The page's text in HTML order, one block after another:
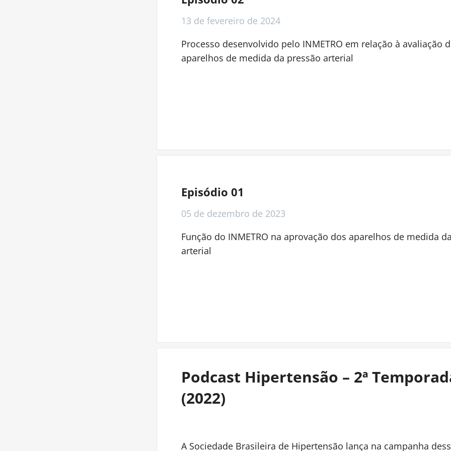
13 de fevereiro de 2024
Processo desenvolvido pelo INMETRO em relação à avaliação
aparelhos de medida da pressão arterial
Episódio 01
05 de dezembro de 2023
Função do INMETRO na aprovação dos aparelhos de medida
arterial
Podcast Hipertensão – 2ª
(2022)
A Sociedade Brasileira de Hipertensão lança na campanha